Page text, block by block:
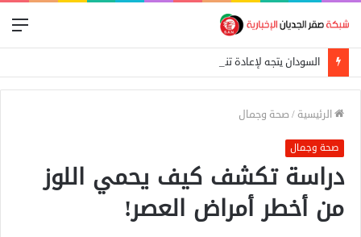
الرئيسية / صحة وجمال
صحة وجمال
دراسة تكشف كيف يحمي اللوز
من أخطر أمراض العصر!